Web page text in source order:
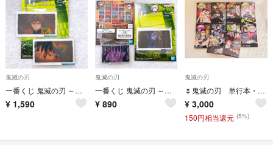
鬼滅の刃
一番くじ 鬼滅の刃 ～上弦の弐～ G賞 フォト風カードセット 冨岡義勇 2枚
¥ 1,590
鬼滅の刃
一番くじ 鬼滅の刃 ～上弦の弐～ G賞 胡蝶しのぶ H賞 栗花落カナヲ
¥ 890
鬼滅の刃
🌷鬼滅の刃 単行本・CDセット🌷
¥ 3,000
150円相当還元 (5%)